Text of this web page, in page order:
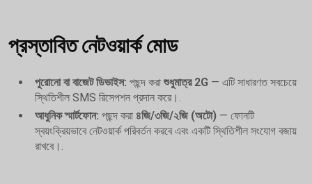
প্রস্তাবিত নেটওয়ার্ক মোড
পুরোনো বা বাজেট ডিভাইস: পছন্দ করা শুধুমাত্র 2G — এটি সাধারণত সবচেয়ে
স্থিতিশীল SMS রিসেপশন প্রদান করে।.
আধুনিক স্মার্টফোন: পছন্দ করা ৪জি/৩জি/২জি (অটো) — ফোনটি
স্বয়ংক্রিয়ভাবে নেটওয়ার্ক পরিবর্তন করবে এবং একটি স্থিতিশীল সংযোগ বজায়
রাখবে।.